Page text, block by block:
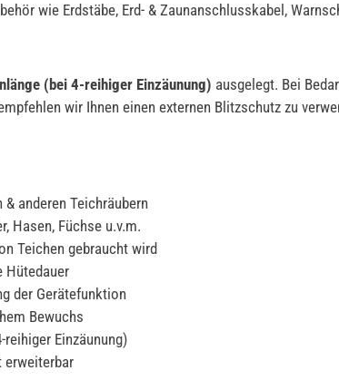
wie Erdstäbe, Erd- & Zaunanschlusskabel,
(bei 4-reihiger Einzäunung) ausgelegt. Bei
wir Ihnen einen externen Blitzschutz zu
anderen Teichräubern
Hasen, Füchse u.v.m.
Teichen gebraucht wird
Hütedauer
der Gerätefunktion
Bewuchs
Einzäunung)
erweiterbar